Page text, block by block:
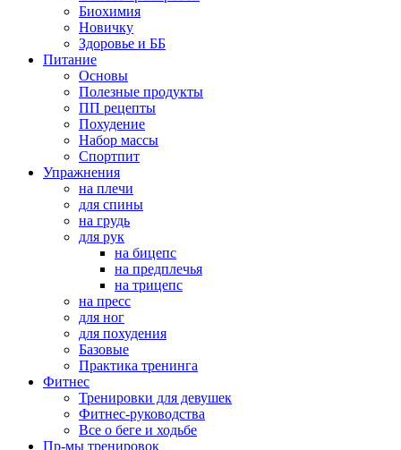
Биохимия
Новичку
Здоровье и ББ
Питание
Основы
Полезные продукты
ПП рецепты
Похудение
Набор массы
Спортпит
Упражнения
на плечи
для спины
на грудь
для рук
на бицепс
на предплечья
на трицепс
на пресс
для ног
для похудения
Базовые
Практика тренинга
Фитнес
Тренировки для девушек
Фитнес-руководства
Все о беге и ходьбе
Пр-мы тренировок